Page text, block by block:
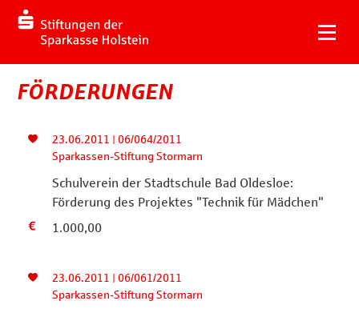
FÖRDERUNGEN
23.06.2011 | 06/064/2011
Sparkassen-Stiftung Stormarn
Schulverein der Stadtschule Bad Oldesloe:
Förderung des Projektes "Technik für Mädchen"
1.000,00
23.06.2011 | 06/061/2011
Sparkassen-Stiftung Stormarn